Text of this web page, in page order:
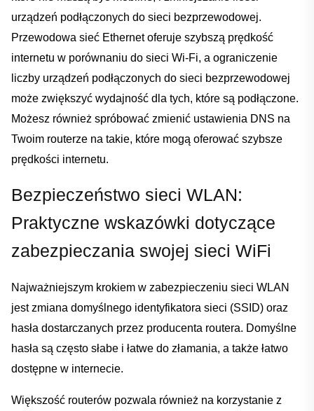
urządzeń podłączonych​ do ‍sieci bezprzewodowej.
Przewodowa sieć Ethernet oferuje ⁤szybszą prędkość
‌internetu w porównaniu do sieci Wi-Fi, a ograniczenie
liczby urządzeń ​podłączonych do sieci ⁢bezprzewodowej
może ‍zwiększyć wydajność dla tych, które są podłączone.
Możesz również spróbować ‌zmienić ustawienia⁣ DNS na
Twoim routerze ⁣na takie, które mogą⁢ oferować szybsze
prędkości internetu.
Bezpieczeństwo sieci WLAN:⁢
Praktyczne wskazówki dotyczące⁢
zabezpieczania​ swojej sieci WiFi
Najważniejszym krokiem w zabezpieczeniu sieci WLAN
jest zmiana domyślnego ⁣identyfikatora sieci (SSID) oraz
hasła dostarczanych ⁤przez producenta routera. Domyślne
hasła są⁤ często słabe i ⁢łatwe do złamania, a także⁣ łatwo⁤
dostępne ⁣w ⁣internecie.
Większość⁢ routerów​ pozwala również na korzystanie z
PRZEJDŹ DO KOSZYKA
Kontynuuj zakupy